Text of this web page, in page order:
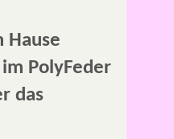
Hause
PolyFeder
das